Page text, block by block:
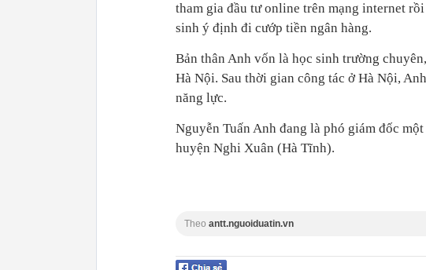
tham gia đầu tư online trên mạng internet
sinh ý định đi cướp tiền ngân hàng.
Bản thân Anh vốn là học sinh trường
Hà Nội. Sau thời gian công tác ở Hà Nội,
năng lực.
Nguyễn Tuấn Anh đang là phó giám đốc
huyện Nghi Xuân (Hà Tĩnh).
Theo antt.nguoiduatin.vn